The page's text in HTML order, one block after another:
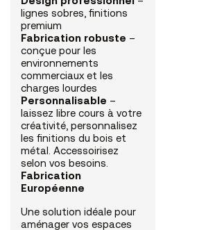
lignes sobres, finitions
premium
Fabrication robuste –
conçue pour les
environnements
commerciaux et les
charges lourdes
Personnalisable –
laissez libre cours à votre
créativité, personnalisez
les finitions du bois et
métal. Accessoirisez
selon vos besoins.
Fabrication
Européenne
Une solution idéale pour
aménager vos espaces